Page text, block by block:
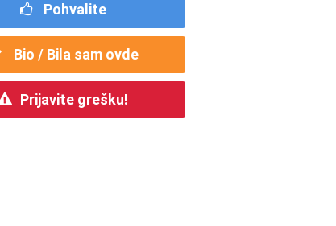
Pohvalite
Bio / Bila sam ovde
Prijavite grešku!